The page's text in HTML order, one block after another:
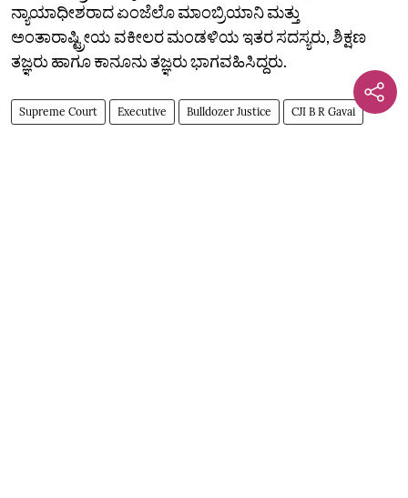
ನ್ಯಾಯಾಧೀಶರಾದ ಏಂಜೆಲೊ ಮಾಂಬ್ರಿಯಾನಿ ಮತ್ತು
ಅಂತಾರಾಷ್ಟ್ರೀಯ ವಕೀಲರ ಮಂಡಳಿಯ ಇತರ ಸದಸ್ಯರು, ಶಿಕ್ಷಣ
ತಜ್ಞರು ಹಾಗೂ ಕಾನೂನು ತಜ್ಞರು ಭಾಗವಹಿಸಿದ್ದರು.
Supreme Court Executive Bulldozer Justice CJI B R Gavai